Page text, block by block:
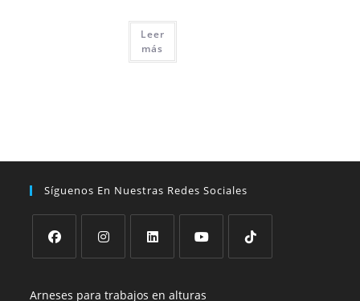
Leer
más
Síguenos En Nuestras Redes Sociales
abre
abre
abre
abre
Arneses para trabajos en alturas